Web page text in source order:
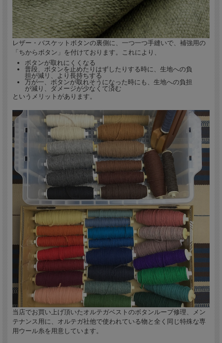
レザー・バスケットボタンの裏側に、一つ一つ手縫いで、補強用の
「ちからボタン」を付けております。これにより、
ボタンが取れにくくなる
普段、ボタンを止めたりはずしたりする時に、生地への負
担が減リ、より長持ちする
万が一、ボタンが取れそうになった時にも、生地への負担
が減り、ダメージが少なくて済む
というメリットがあります。
当店でお買い上げ頂いたオルテガベストのボタンループ修理、メン
テナンス用に、オルテガ社他で使われている物と全く同じ特殊な専
用ウール糸を用意しています。